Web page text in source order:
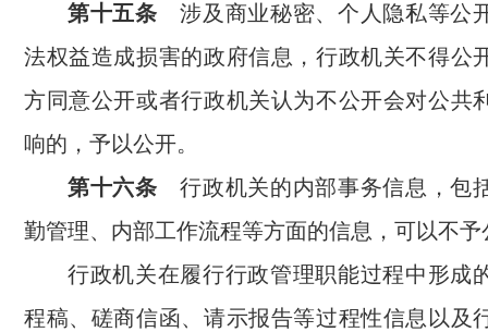
第十五条 涉及商业秘密、个人隐私等公
法权益造成损害的政府信息，行政机关不得公
方同意公开或者行政机关认为不公开会对公共
响的，予以公开。
第十六条 行政机关的内部事务信息，包
勤管理、内部工作流程等方面的信息，可以不予
行政机关在履行行政管理职能过程中形成
程稿、磋商信函、请示报告等过程性信息以及